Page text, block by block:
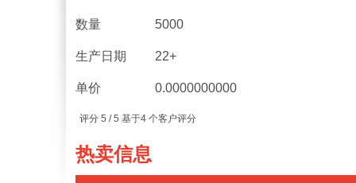
数量 5000
生产日期 22+
单价 0.0000000000
评分 5 / 5 基于4个客户评分
热卖信息